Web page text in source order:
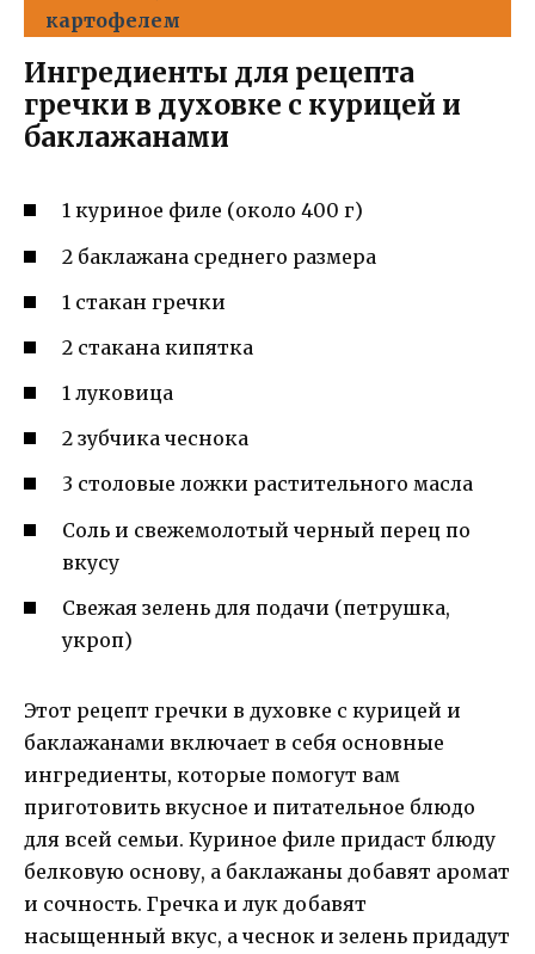
картофелем
Ингредиенты для рецепта
гречки в духовке с курицей и
баклажанами
1 куриное филе (около 400 г)
2 баклажана среднего размера
1 стакан гречки
2 стакана кипятка
1 луковица
2 зубчика чеснока
3 столовые ложки растительного масла
Соль и свежемолотый черный перец по
вкусу
Свежая зелень для подачи (петрушка,
укроп)
Этот рецепт гречки в духовке с курицей и
баклажанами включает в себя основные
ингредиенты, которые помогут вам
приготовить вкусное и питательное блюдо
для всей семьи. Куриное филе придаст блюду
белковую основу, а баклажаны добавят аромат
и сочность. Гречка и лук добавят
насыщенный вкус, а чеснок и зелень придадут